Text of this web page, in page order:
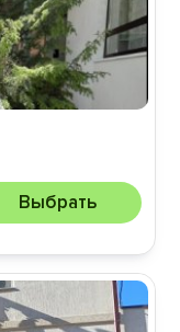
Выбрать